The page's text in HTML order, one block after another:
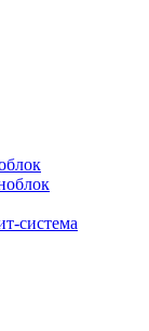
система